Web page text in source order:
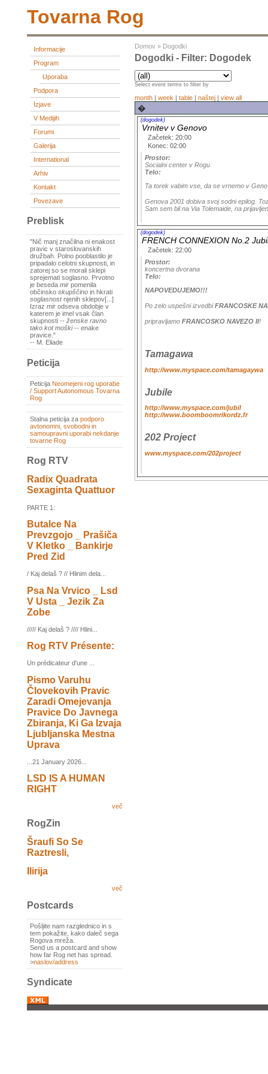
Tovarna Rog
Informacije
Program
Uporaba
Podpora
Izjave
V Medijih
Forumi
Galerija
International
Arhiv
Kontakt
Povezave
Preblisk
"Nič manj značilna ni enakost
pravic v staroslovanskih
družbah. Polno pooblastilo je
pripadalo celotni skupnosti, in
zatorej so se morali sklepi
sprejemati soglasno. Prvotno
je beseda mir pomenila
občinsko skupščino in hkrati
soglasnostnjenih sklepov[...]
Izraz mir odseva obdobje v
katerem je imel vsak član
skupnosti -- ženske ravno
tako kot moški-- enake
pravice."
-- M. Eliade
Peticija
Peticija Neomejeni rog uporabe
/ Support Autonomous Tovarna
Rog
Stalna peticija za podporo
avtonomni, svobodni in
samoupravni uporabi nekdanje
tovarne Rog
Rog RTV
Radix Quadrata
Sexaginta Quattuor
PARTE 1:
Butalce Na
Prevzgojo _ Prašiča
V Kletko _ Bankirje
Pred Zid
/ Kaj delaš ? // Hlinim dela...
Psa Na Vrvico _ Lsd
V Usta _ Jezik Za
Zobe
///// Kaj delaš ? //// Hlini...
Rog RTV Présente:
Un prédicateur d'une ...
Pismo Varuhu
Človekovih Pravic
Zaradi Omejevanja
Pravice Do Javnega
Zbiranja, Ki Ga Izvaja
Ljubljanska Mestna
Uprava
...21 January 2026...
LSD IS A HUMAN
RIGHT
več
RogZin
Šraufi So Se
Raztresli,
Ilirija
več
Postcards
Pošljite nam razglednico in s
tem pokažite, kako daleč sega
Rogova mreža.
Send us a postcard and show
how far Rog net has spread.
>naslov/address
Syndicate
Domov » Dogodki
Dogodki - Filter: Dogodek
Select event terms to filter by
month | week | table | naštej | view all
�
(dogodek)
Vrnitev v Genovo
Začetek: 20:00
Konec: 02:00
Prostor:
Socialni center v Rogu
Telo:
Ta torek vabim vse, da se vrnemo v
Genova 2001 dobiva svoj sodni epilog.
Sam sem bil na Via Tolemaide, na
(dogodek)
FRENCH CONNEXION No.2
Začetek: 22:00
Prostor:
koncertna dvorana
Telo:
NAPOVEDUJEMO!!!
Po zelo uspešni izvedbiFRANCOSKE
pripravljamo FRANCOSKO NAVEZO II!
Tamagawa
http://www.myspace.com/tamagaywa
Jubile
http://www.myspace.com/jubil
http://www.boomboomrikordz.fr
202 Project
www.myspace.com/202project